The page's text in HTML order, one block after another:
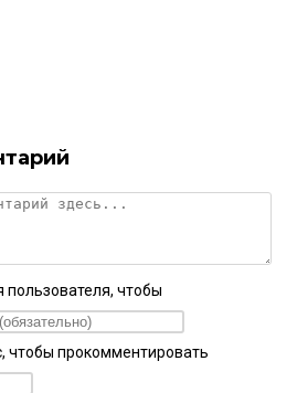
пользователя, чтобы
чтобы прокомментировать